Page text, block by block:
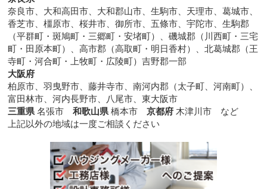
奈良市、大和高田市、大和郡山市、生駒市、天理市、葛城市、
香芝市、橿原市、桜井市、御所市、五條市、宇陀市、生駒郡
（平群町・斑鳩町・三郷町・安堵町）、磯城郡（川西町・三宅
町・田原本町）、高市郡（高取町・明日香村）、北葛城郡（王
寺町・河合町・上牧町・広陵町）吉野郡一部
大阪府
柏原市、羽曳野市、藤井寺市、南河内郡（太子町、河南町）、
富田林市、河内長野市、八尾市、東大阪市
三重県 名張市和歌山県 橋本市京都府 木津川市 など
上記以外の地域は一度ご相談ください